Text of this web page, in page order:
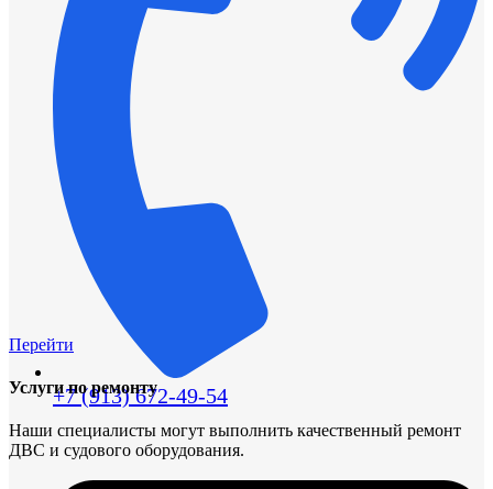
+7 (913) 672-49-54
Перейти
Услуги по ремонту
Наши специалисты могут выполнить качественный ремонт
ДВС и судового оборудования.